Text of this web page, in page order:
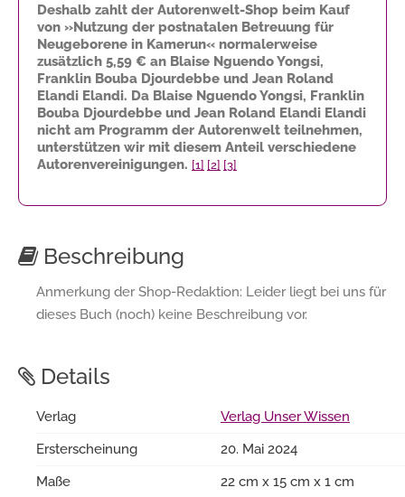
Deshalb zahlt der Autorenwelt-Shop beim Kauf
von »Nutzung der postnatalen Betreuung für
Neugeborene in Kamerun« normalerweise
zusätzlich 5,59 € an Blaise Nguendo Yongsi,
Franklin Bouba Djourdebbe und Jean Roland
Elandi Elandi. Da Blaise Nguendo Yongsi, Franklin
Bouba Djourdebbe und Jean Roland Elandi Elandi
nicht am Programm der Autorenwelt teilnehmen,
unterstützen wir mit diesem Anteil verschiedene
Autorenvereinigungen. [1] [2] [3]
Beschreibung
Anmerkung der Shop-Redaktion: Leider liegt bei uns für
dieses Buch (noch) keine Beschreibung vor.
Details
Verlag
Verlag Unser Wissen
Ersterscheinung
20. Mai 2024
Maße
22 cm x 15 cm x 1 cm